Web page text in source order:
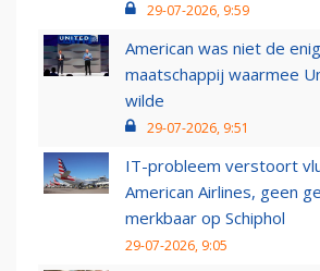
29-07-2026, 9:59
American was niet de
maatschappij waarmee
wilde
29-07-2026, 9:51
IT-probleem verstoort
American Airlines, geen
merkbaar op Schiphol
29-07-2026, 9:05